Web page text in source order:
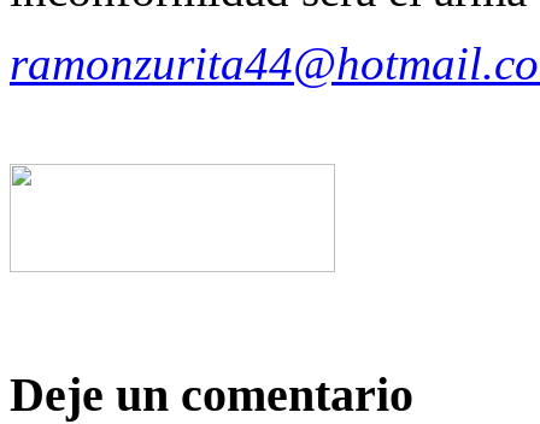
Deje un comentario